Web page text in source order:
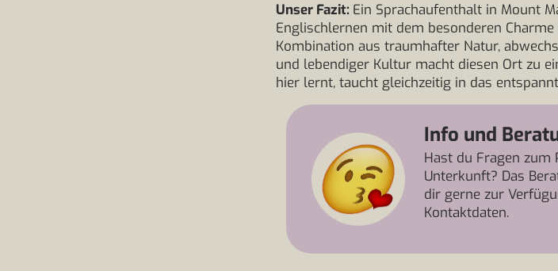
Unser Fazit: Ein Sprachaufenthalt in Mount
Englischlernen mit dem besonderen
Kombination aus traumhafter Natur,
und lebendiger Kultur macht diesen Ort zu
hier lernt, taucht gleichzeitig in das
Info und
Hast du Fragen
Unterkunft? Das
dir gerne zur
Kontaktdaten.